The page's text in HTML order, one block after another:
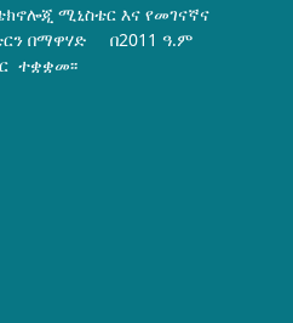
ሚኒስቴር እና የመገናኛና
በማዋሃድ በ2011 ዓ.ም
ተቋቋመ፡፡